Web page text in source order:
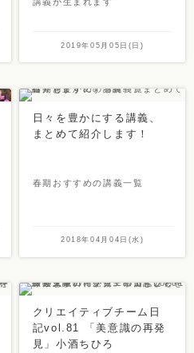
2019年05月05日(日)
日々を豊かにする講義、
まとめて紹介します！
春期おすすめの講義一覧
2018年04月04日(水)
クリエイティブチーム日
記vol.81 「美意識の再発
見」小酒ちひろ